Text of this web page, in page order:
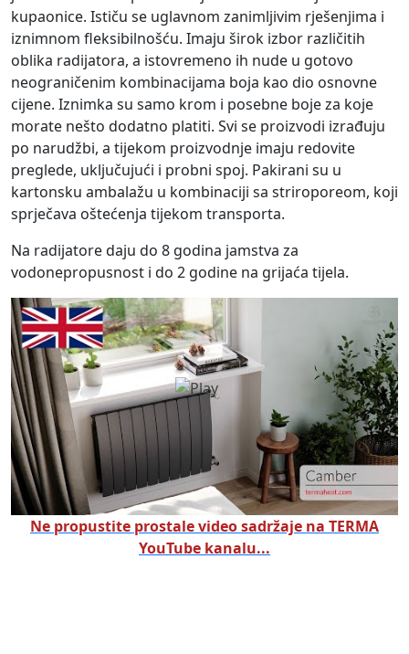
kupaonice. Ističu se uglavnom zanimljivim rješenjima i
iznimnom fleksibilnošću. Imaju širok izbor različitih
oblika radijatora, a istovremeno ih nude u gotovo
neograničenim kombinacijama boja kao dio osnovne
cijene. Iznimka su samo krom i posebne boje za koje
morate nešto dodatno platiti. Svi se proizvodi izrađuju
po narudžbi, a tijekom proizvodnje imaju redovite
preglede, uključujući i probni spoj. Pakirani su u
kartonsku ambalažu u kombinaciji sa striroporeom, koji
sprječava oštećenja tijekom transporta.
Na radijatore daju do 8 godina jamstva za
vodonepropusnost i do 2 godine na grijaća tijela.
Ne propustite prostale video sadržaje na TERMA
YouTube kanalu...